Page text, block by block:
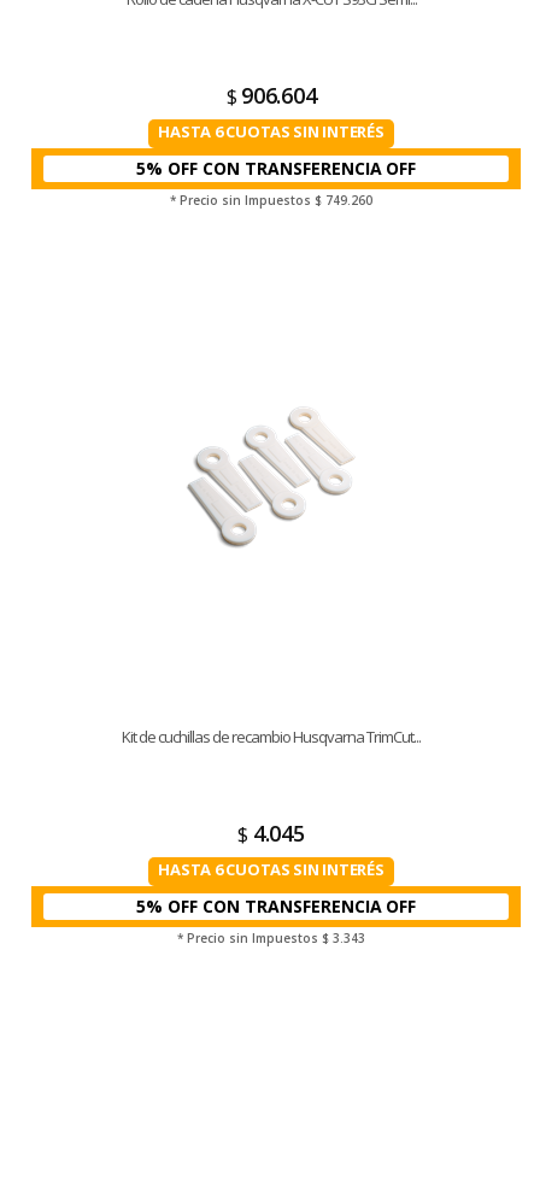
$ 906.604
HASTA 6 CUOTAS SIN INTERÉS
5% OFF CON TRANSFERENCIA
* Precio sin Impuestos $ 749.260
Kit de cuchillas de recambio Husqvarna TrimCut...
$ 4.045
HASTA 6 CUOTAS SIN INTERÉS
5% OFF CON TRANSFERENCIA
* Precio sin Impuestos $ 3.343